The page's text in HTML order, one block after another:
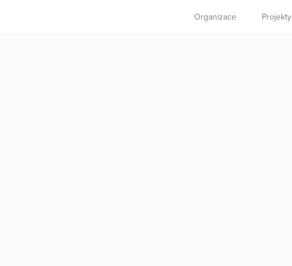
Organizace Projekty